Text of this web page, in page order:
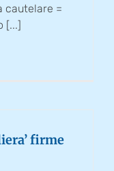
cautelare =
[...]
firme